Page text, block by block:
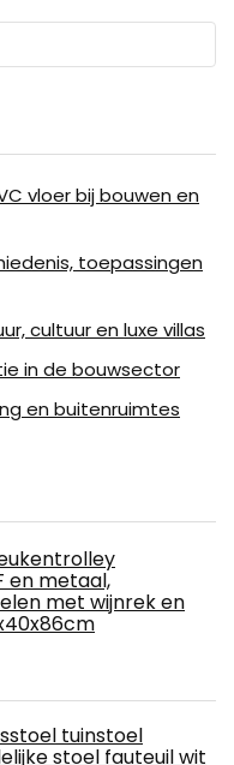
vloer bij bouwen en
toepassingen
cultuur en luxe villas
in de bouwsector
en buitenruimtes
en metaal,
met wijnrek en
tuinstoel
stoel fauteuil wit